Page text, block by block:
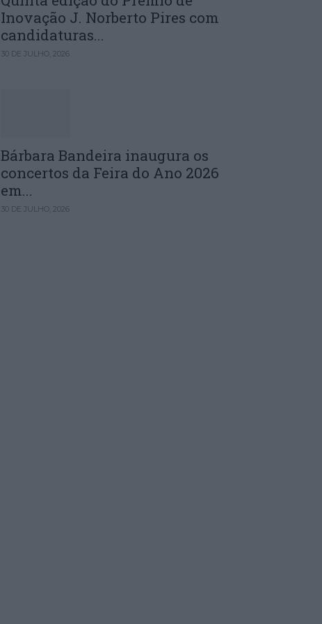
Inovação J. Norberto Pires com
candidaturas...
30 DE JULHO, 2026
Bárbara Bandeira inaugura os
concertos da Feira do Ano 2026
em...
30 DE JULHO, 2026